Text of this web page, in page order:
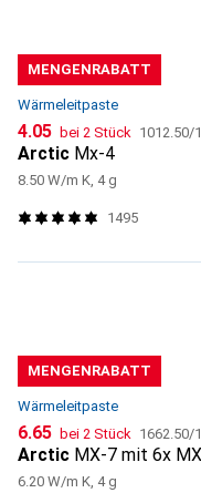
MENGENRABATT
Wärmeleitpaste
CHF
4.05 bei 2 Stück CHF
1012.50/
Arctic Mx-4
8.50 W/m K, 4 g
1495
MENGENRABATT
Wärmeleitpaste
CHF
6.65 bei 2 Stück CHF
1662.50/
Arctic MX-7 mit 6x
6.20 W/m K, 4 g